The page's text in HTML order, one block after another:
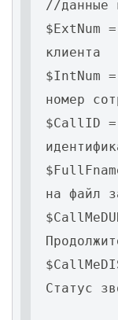
//данные
клиента
$IntNum
номер
$CallID
на файл
Статус